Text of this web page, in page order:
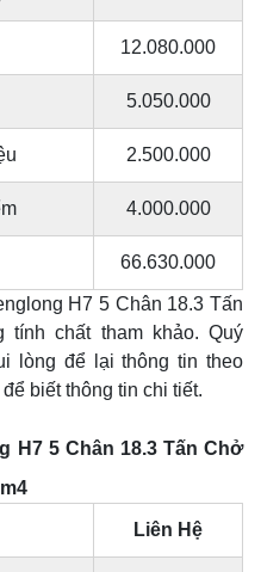
12.080.000
5.050.000
2.500.000
4.000.000
66.630.000
H7 5 Chân 18.3 Tấn
chất tham khảo. Quý
lòng để lại thông tin theo
biết thông tin chi tiết.
H7 5 Chân 18.3 Tấn Chở
Liên Hệ